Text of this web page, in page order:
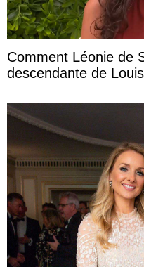
Comment Léonie de
descendante de